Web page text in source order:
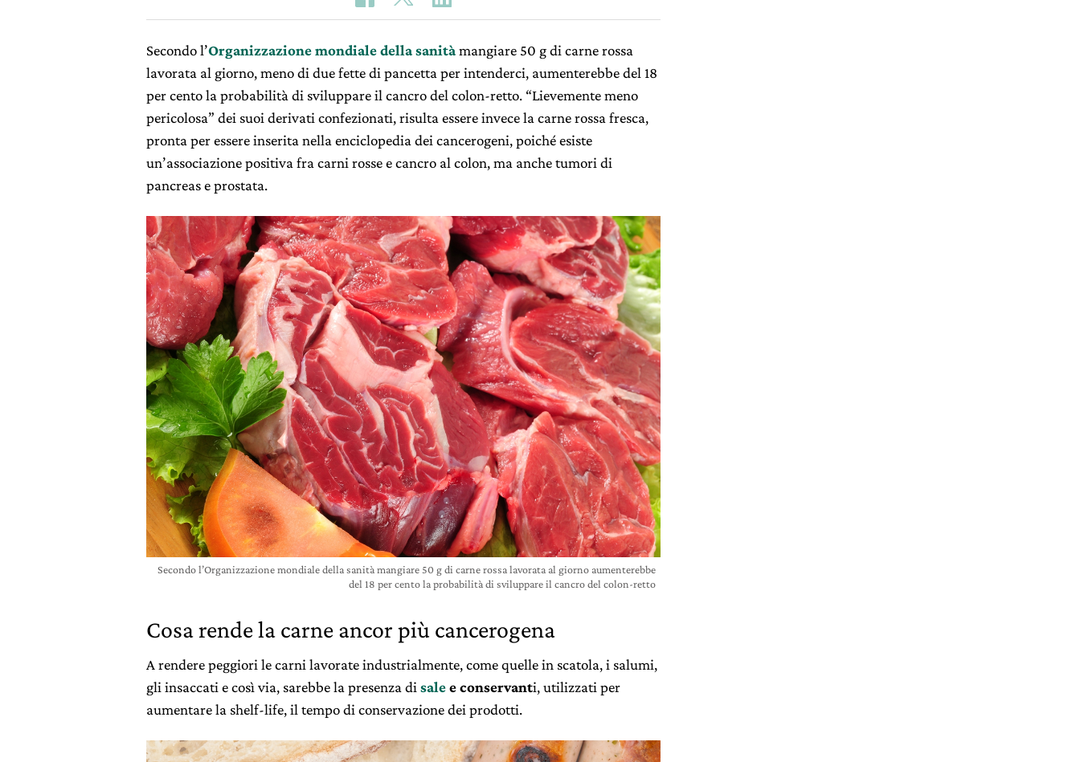
Secondo l’Organizzazione mondiale della sanitàmangiare 50 g di carne rossa
lavorata al giorno, meno di due fette di pancetta per intenderci, aumenterebbe del 18
per cento la probabilità di sviluppare il cancro del colon-retto. “Lievemente meno
pericolosa” dei suoi derivati confezionati, risulta essere invece la carne rossa fresca,
pronta per essere inserita nella enciclopedia dei cancerogeni, poiché esiste
un’associazione positiva fra carni rosse e cancro al colon, ma anche tumori di
pancreas e prostata.
Secondo l’Organizzazione mondiale della sanità mangiare 50 g di carne rossa lavorata al giorno aumenterebbe
del 18 per cento la probabilità di sviluppare il cancro del colon-retto
Cosa rende la carne ancor più cancerogena
A rendere peggiori le carni lavorate industrialmente, come quelle in scatola, i salumi,
gli insaccati e così via, sarebbe la presenza di salee conservanti, utilizzati per
aumentare la shelf-life, il tempo di conservazione dei prodotti.